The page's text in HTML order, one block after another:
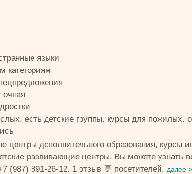
языки
категориям
есть детские группы, курсы для пожилых,
центры дополнительного образования, курсы
развивающие центры. Вы можете узнать
(987) 891-26-12. 1 отзыв 💬 посетителей. далее